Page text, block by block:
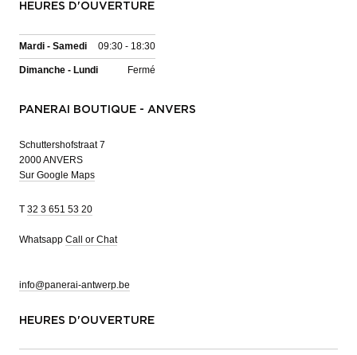
HEURES D'OUVERTURE
Mardi - Samedi 09:30 - 18:30
Dimanche - Lundi Fermé
PANERAI BOUTIQUE - ANVERS
Schuttershofstraat 7
2000 ANVERS
Sur Google Maps
T 32 3 651 53 20
Whatsapp Call or Chat
info@panerai-antwerp.be
HEURES D'OUVERTURE